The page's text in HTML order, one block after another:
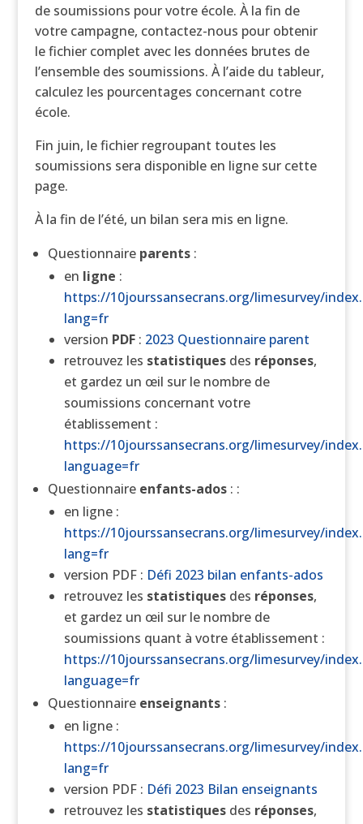
de soumissions pour votre école. À la fin de
votre campagne, contactez-nous pour obtenir
le fichier complet avec les données brutes de
l’ensemble des soumissions. À l’aide du tableur,
calculez les pourcentages concernant cotre
école.
Fin juin, le fichier regroupant toutes les
soumissions sera disponible en ligne sur cette
page.
À la fin de l’été, un bilan sera mis en ligne.
Questionnaire parents:
en ligne :
https://10jourssansecrans.org/limesurvey/
lang=fr
version PDF: 2023 Questionnaire parent
retrouvez les statistiquesdes réponses,
et gardez un œil sur le nombre de
soumissions concernant votre
établissement :
https://10jourssansecrans.org/limesurvey/
language=fr
Questionnaire enfants-ados: :
en ligne :
https://10jourssansecrans.org/limesurvey/
lang=fr
version PDF : Défi 2023 bilan enfants-ados
retrouvez les statistiquesdes réponses,
et gardez un œil sur le nombre de
soumissions quant à votre établissement :
https://10jourssansecrans.org/limesurvey/
language=fr
Questionnaire enseignants:
en ligne :
https://10jourssansecrans.org/limesurvey/
lang=fr
version PDF : Défi 2023 Bilan enseignants
retrouvez les statistiquesdes réponses,